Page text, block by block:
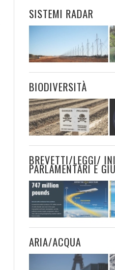
SISTEMI RADAR
BIODIVERSITÀ
BREVETTI/LEGGI/
PARLAMENTARI E
ARIA/ACQUA